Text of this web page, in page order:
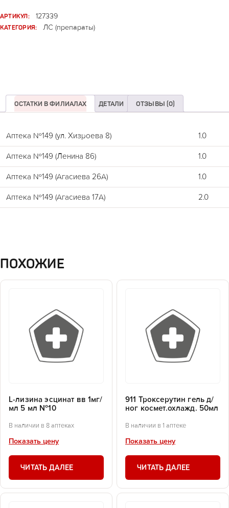
АРТИКУЛ:
127339
КАТЕГОРИЯ:
ЛС (препараты)
ОСТАТКИ В ФИЛИАЛАХ ДЕТАЛИ ОТЗЫВЫ (0)
Аптека №149 (ул. Хизроева 8) 1.0
Аптека №149 (Ленина 86) 1.0
Аптека №149 (Агасиева 26А) 1.0
Аптека №149 (Агасиева 17А) 2.0
ПОХОЖИЕ
L-лизина эсцинат вв 1мг/
мл 5 мл №10
В наличии в 8 аптеках
Показать цену
ЧИТАТЬ ДАЛЕЕ
911 Троксерутин гель д/
ног космет.охлажд. 50мл
В наличии в 1 аптеке
Показать цену
ЧИТАТЬ ДАЛЕЕ